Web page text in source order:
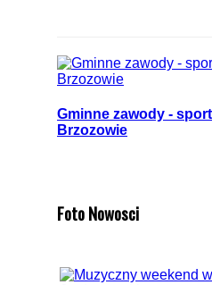
Gminne zawody -
Brzozowie
Foto Nowosci